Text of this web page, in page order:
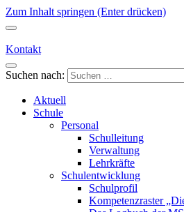
Zum Inhalt springen (Enter drücken)
Kontakt
Suchen nach:
Aktuell
Schule
Personal
Schulleitung
Verwaltung
Lehrkräfte
Schulentwicklung
Schulprofil
Kompetenzraster